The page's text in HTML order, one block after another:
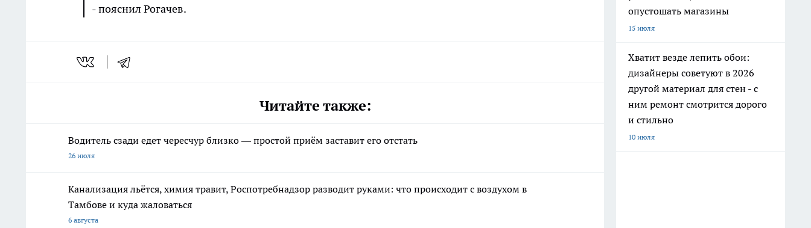
- пояснил Рогачев.
Читайте также:
Водитель сзади едет чересчур близко — простой приём заставит его отстать
26 июля
Канализация льётся, химия травит, Роспотребнадзор разводит руками: что происходит с воздухом в
Тамбове и куда жаловаться
6 августа
опустошать магазины
15 июля
Хватит везде лепить обои:
дизайнеры советуют в 2026
другой материал для стен - с
ним ремонт смотрится дорого
и стильно
10 июля